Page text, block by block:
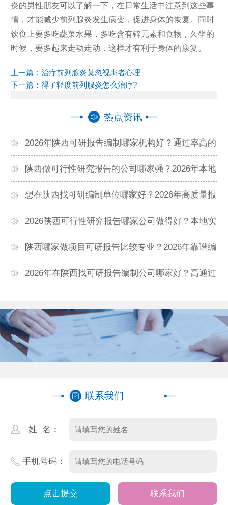
炎的男性朋友可以了解一下，在日常生活中注意到这些事
情，才能减少前列腺炎发生病变，促进身体的恢复。同时
饮食上要多吃蔬菜水果，多吃含有锌元素和食物，久坐的
时候，要多起来走动走动，这样才有利于身体的康复。
上一篇： 治疗前列腺炎莫忽视患者心理
下一篇： 得了轻度前列腺炎怎么治疗?
热点资讯
2026年陕西可研报告编制哪家机构好？通过率高的
本地公司推荐
陕西做可行性研究报告的公司哪家强？2026年本地
专业团队精选
想在陕西找可研编制单位哪家好？2026年高质量报
告机构推荐
2026陕西可行性研究报告哪家公司做得好？本地实
力机构排名
陕西哪家做项目可研报告比较专业？2026年靠谱编
制单位推荐
2026年在陕西找可研报告编制公司哪家好？高通过
联系我们
姓 名：
手机号码：
联系我们